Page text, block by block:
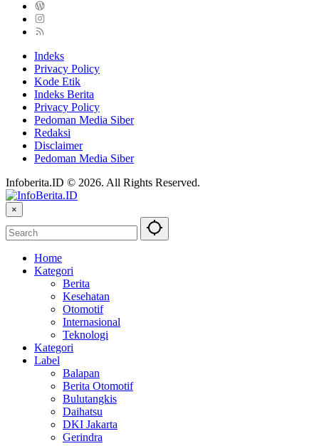
Indeks
Privacy Policy
Kode Etik
Indeks Berita
Privacy Policy
Pedoman Media Siber
Redaksi
Disclaimer
Pedoman Media Siber
Infoberita.ID © 2026. All Rights Reserved.
×
Home
Kategori
Berita
Kesehatan
Otomotif
Internasional
Teknologi
Kategori
Label
Balapan
Berita Otomotif
Bulutangkis
Daihatsu
DKI Jakarta
Gerindra